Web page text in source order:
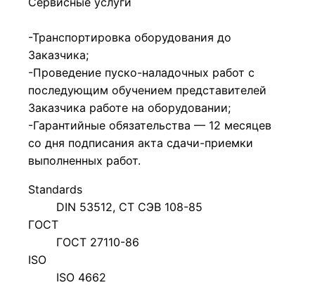
-Транспортировка оборудования до
Заказчика;
-Проведение пуско-наладочных работ с
последующим обучением представителей
Заказчика работе на оборудовании;
-Гарантийные обязательства — 12 месяцев
со дня подписания акта сдачи-приемки
выполненных работ.
Standards
DIN 53512, СТ СЭВ 108-85
ГОСТ
ГОСТ 27110-86
ISO
ISO 4662